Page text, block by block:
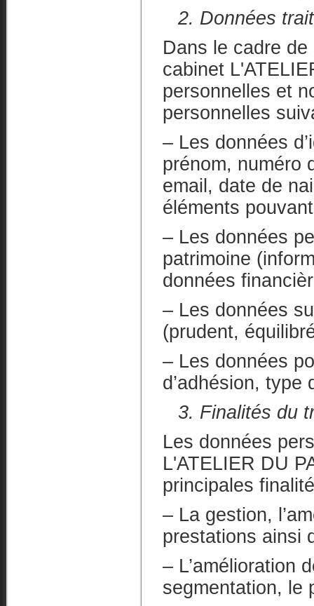
2. Données
Dans le cadre
cabinet
personnelles et
personnelles
– Les données
prénom, numéro
email, date de
éléments
– Les données
patrimoine
données
– Les données
(prudent,
– Les données
d’adhésion,
3. Finalités du
Les données
L'ATELIER DU
principales
– La gestion,
prestations ainsi
– L’amélioration
segmentation, le